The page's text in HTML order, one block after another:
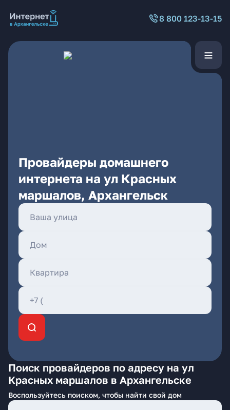
8 800 123-13-15
Провайдеры домашнего
интернета на ул Красных
маршалов, Архангельск
Поиск провайдеров по адресу на ул
Красных маршалов в Архангельске
Воспользуйтесь поиском, чтобы найти свой дом